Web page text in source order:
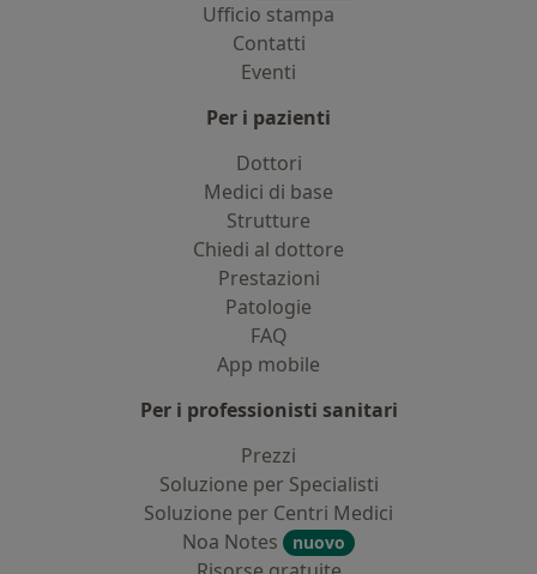
Ufficio stampa
Contatti
Eventi
Per i pazienti
Dottori
Medici di base
Strutture
Chiedi al dottore
Prestazioni
Patologie
FAQ
App mobile
Per i professionisti sanitari
Prezzi
Soluzione per Specialisti
Soluzione per Centri Medici
Noa Notes
nuovo